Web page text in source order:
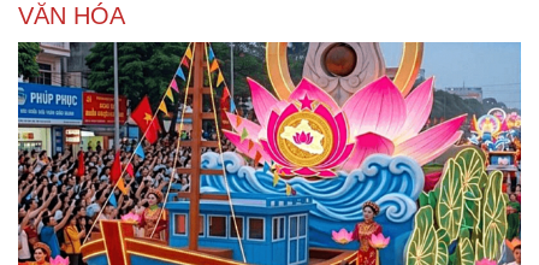
VĂN HÓA